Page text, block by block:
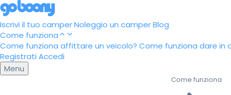
Iscrivi il tuo camperNoleggio un camperBlog
Come funziona
Come funziona affittare un veicolo? Come funziona dare in
Registrati Accedi
Menu
Come funziona